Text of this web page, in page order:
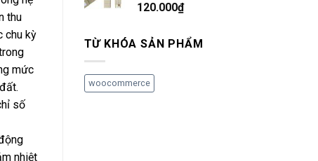
thu
chu kỳ
mức
số
nhiệt
120.000₫
TỪ KHÓA SẢN PHẨM
woocommerce